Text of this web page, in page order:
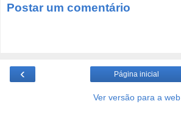
Postar um comentário
‹ Página inicial
Ver versão para a web